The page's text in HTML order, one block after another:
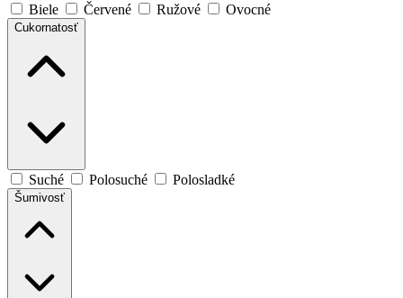
Biele Červené Ružové Ovocné
Cukornatosť
Suché Polosuché Polosladké
Šumivosť